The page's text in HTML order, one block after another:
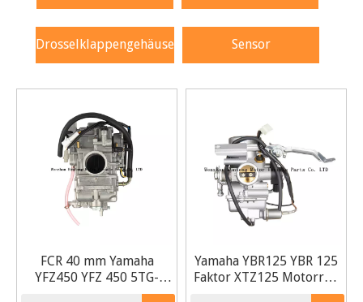
Drosselklappengehäuse Sensor
FCR 40 mm Yamaha
YFZ450 YFZ 450 5TG-
14101-34-00 Vergaser
Yamaha YBR125 YBR 125
Faktor XTZ125 Motorrad